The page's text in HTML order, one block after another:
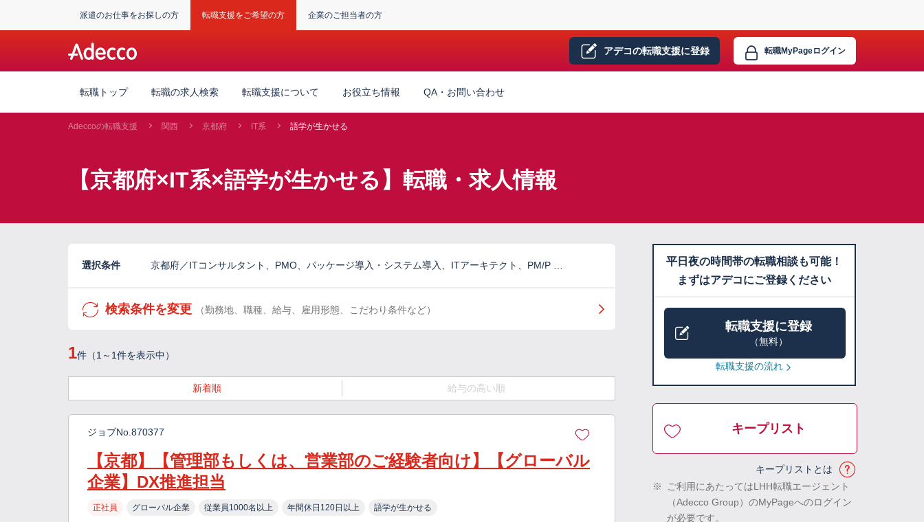
派遣のお仕事をお探しの方 転職支援をご希望の方 企業のご担当者の方
アデコの転職支援に登録 転職MyPageログイン
転職トップ 転職の求人検索 転職支援について お役立ち情報 QA・お問い合わせ
Adeccoの転職支援 関西 京都府 IT系 語学が生かせる
【京都府×IT系×語学が生かせる】転職・求人情報
選択条件 京都府／ITコンサルタント、PMO、パッケージ導入・システム導入、ITアーキテクト、PM/P …
検索条件を変更 （勤務地、職種、給与、雇用形態、こだわり条件など）
1件（1～1件を表示中）
新着順 給与の高い順
ジョブNo.870377
【京都】【管理部もしくは、営業部のご経験者向け】【グローバル
企業】DX推進担当
正社員 グローバル企業 従業員1000名以上 年間休日120日以上 語学が生かせる
平日夜の時間帯の転職相談も可能！
まずはアデコにご登録ください
転職支援に登録
（無料）
転職支援の流れ
キープリスト
キープリストとは
※
ご利用にあたってはLHH転職エージェント
（Adecco Group）のMyPageへのログイン
が必要です。